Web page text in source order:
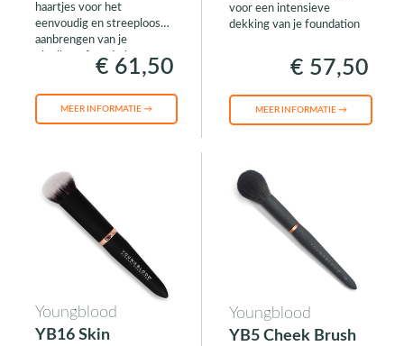
haartjes voor het
eenvoudig en streeploos
aanbrengen van je
vloeibare foundation
€ 61,50
MEER INFORMATIE →
voor een intensieve
dekking van je foundation
€ 57,50
MEER INFORMATIE →
Youngblood
YB16 Skin
Youngblood
YB5 Cheek Brush